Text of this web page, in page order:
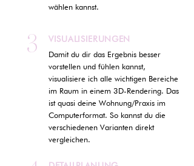
wählen kannst.
3
VISUALISIERUNGEN
Damit du dir das Ergebnis besser
vorstellen und fühlen kannst,
visualisiere ich alle wichtigen Bereiche
im Raum in einem 3D-Rendering. Das
ist quasi deine Wohnung/Praxis im
Computerformat. So kannst du die
verschiedenen Varianten direkt
vergleichen.